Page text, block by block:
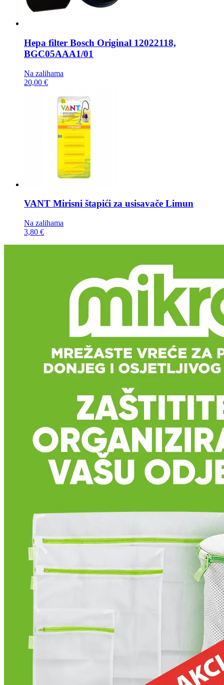
Hepa filter Bosch Original 12022118,
BGC05AAA1/01
Na zalihama
20,00 €
VANT Mirisni štapići za usisavače Limun
Na zalihama
3,80 €